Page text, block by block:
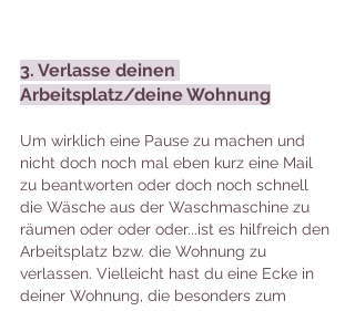
3. Verlasse deinen
Arbeitsplatz/deine Wohnung
Um wirklich eine Pause zu machen und
nicht doch noch mal eben kurz eine Mail
zu beantworten oder doch noch schnell
die Wäsche aus der Waschmaschine zu
räumen oder oder oder...ist es hilfreich den
Arbeitsplatz bzw. die Wohnung zu
verlassen. Vielleicht hast du eine Ecke in
deiner Wohnung, die besonders zum